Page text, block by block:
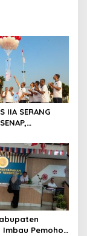
IIA SERANG
Pemohon